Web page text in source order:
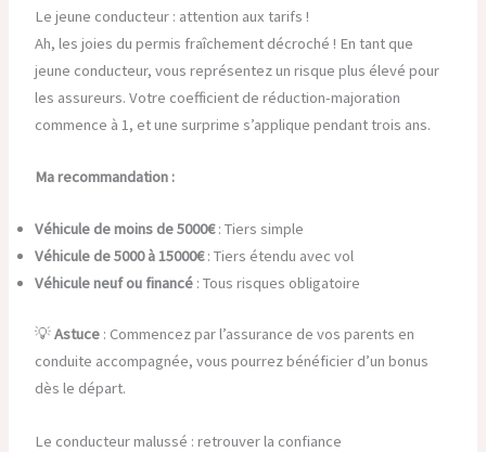
Le jeune conducteur : attention aux tarifs !
Ah, les joies du permis fraîchement décroché ! En tant que
jeune conducteur, vous représentez un risque plus élevé pour
les assureurs. Votre coefficient de réduction-majoration
commence à 1, et une surprime s’applique pendant trois ans.
Ma recommandation :
Véhicule de moins de 5000€: Tiers simple
Véhicule de 5000 à 15000€: Tiers étendu avec vol
Véhicule neuf ou financé: Tous risques obligatoire
💡Astuce: Commencez par l’assurance de vos parents en
conduite accompagnée, vous pourrez bénéficier d’un bonus
dès le départ.
Le conducteur malussé : retrouver la confiance